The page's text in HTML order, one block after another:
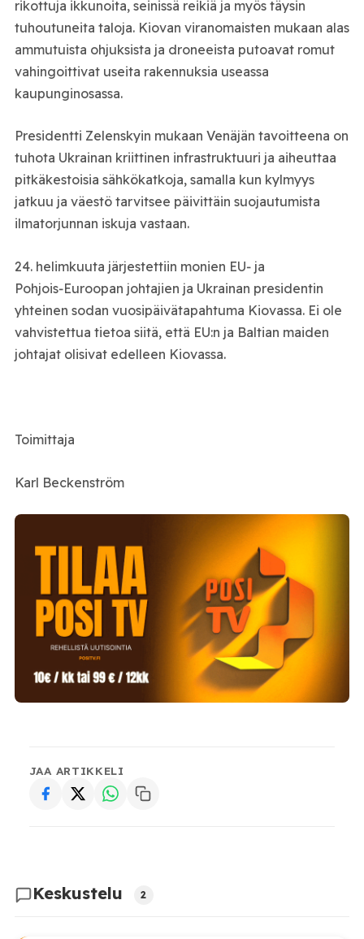
rikottuja ikkunoita, seinissä reikiä ja myös täysin
tuhoutuneita taloja. Kiovan viranomaisten mukaan alas
ammutuista ohjuksista ja droneeista putoavat romut
vahingoittivat useita rakennuksia useassa
kaupunginosassa.
Presidentti Zelenskyin mukaan Venäjän tavoitteena on
tuhota Ukrainan kriittinen infrastruktuuri ja aiheuttaa
pitkäkestoisia sähkökatkoja, samalla kun kylmyys
jatkuu ja väestö tarvitsee päivittäin suojautumista
ilmatorjunnan iskuja vastaan.
24. helimkuuta järjestettiin monien EU‑ ja
Pohjois‑Euroopan johtajien ja Ukrainan presidentin
yhteinen sodan vuosipäivätapahtuma Kiovassa. Ei ole
vahvistettua tietoa siitä, että EU:n ja Baltian maiden
johtajat olisivat edelleen Kiovassa.
Toimittaja
Karl Beckenström
JAA ARTIKKELI
Keskustelu 2